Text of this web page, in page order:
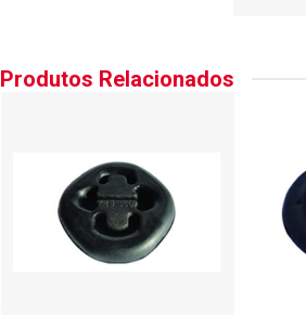
Produtos Relacionados